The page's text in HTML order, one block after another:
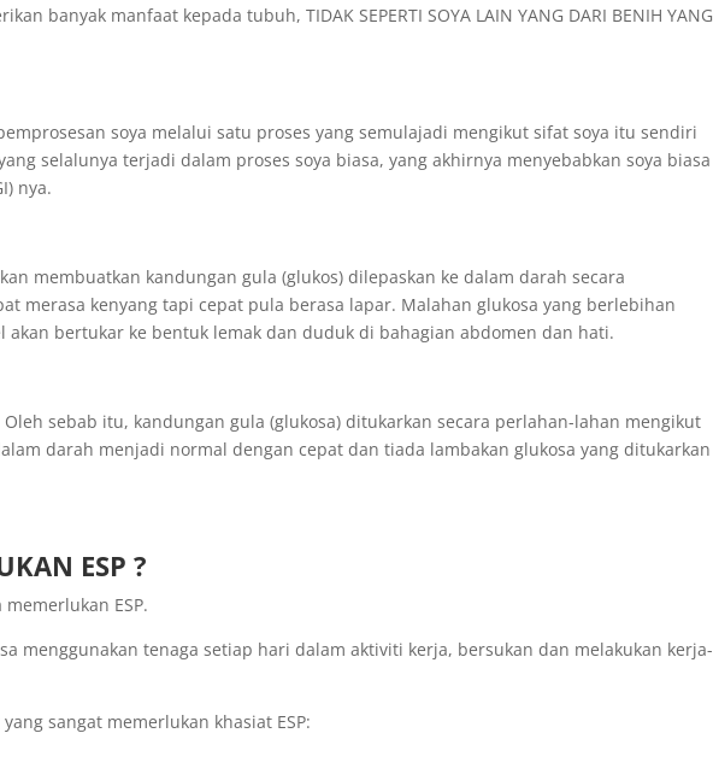
banyak manfaat kepada tubuh, TIDAK SEPERTI SOYA LAIN YANG DARI BENIH YANG
soya melalui satu proses yang semulajadi mengikut sifat soya itu sendiri
selalunya terjadi dalam proses soya biasa, yang akhirnya menyebabkan soya biasa
nya.
membuatkan kandungan gula (glukos) dilepaskan ke dalam darah secara
merasa kenyang tapi cepat pula berasa lapar. Malahan glukosa yang berlebihan
akan bertukar ke bentuk lemak dan duduk di bahagian abdomen dan hati.
Oleh sebab itu, kandungan gula (glukosa) ditukarkan secara perlahan-lahan mengikut
darah menjadi normal dengan cepat dan tiada lambakan glukosa yang ditukarkan
ESP ?
ESP.
menggunakan tenaga setiap hari dalam aktiviti kerja, bersukan dan melakukan kerja-
sangat memerlukan khasiat ESP: